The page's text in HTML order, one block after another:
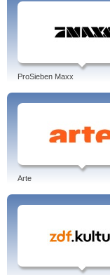
ProSieben Maxx
Arte